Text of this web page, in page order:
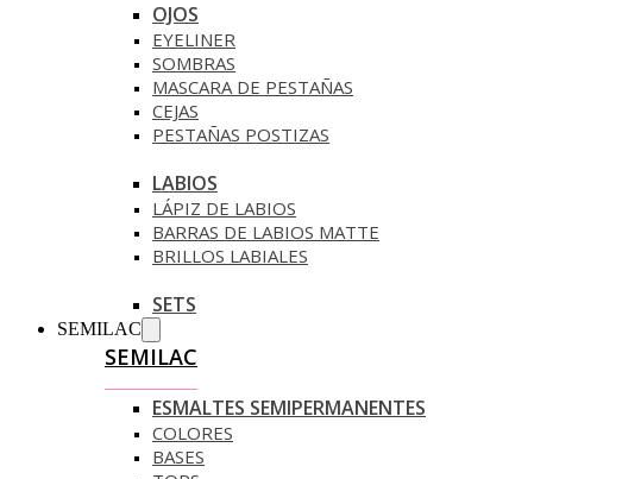
OJOS
EYELINER
SOMBRAS
MASCARA DE PESTAÑAS
CEJAS
PESTAÑAS POSTIZAS
LABIOS
LÁPIZ DE LABIOS
BARRAS DE LABIOS MATTE
BRILLOS LABIALES
SETS
SEMILAC
SEMILAC
ESMALTES SEMIPERMANENTES
COLORES
BASES